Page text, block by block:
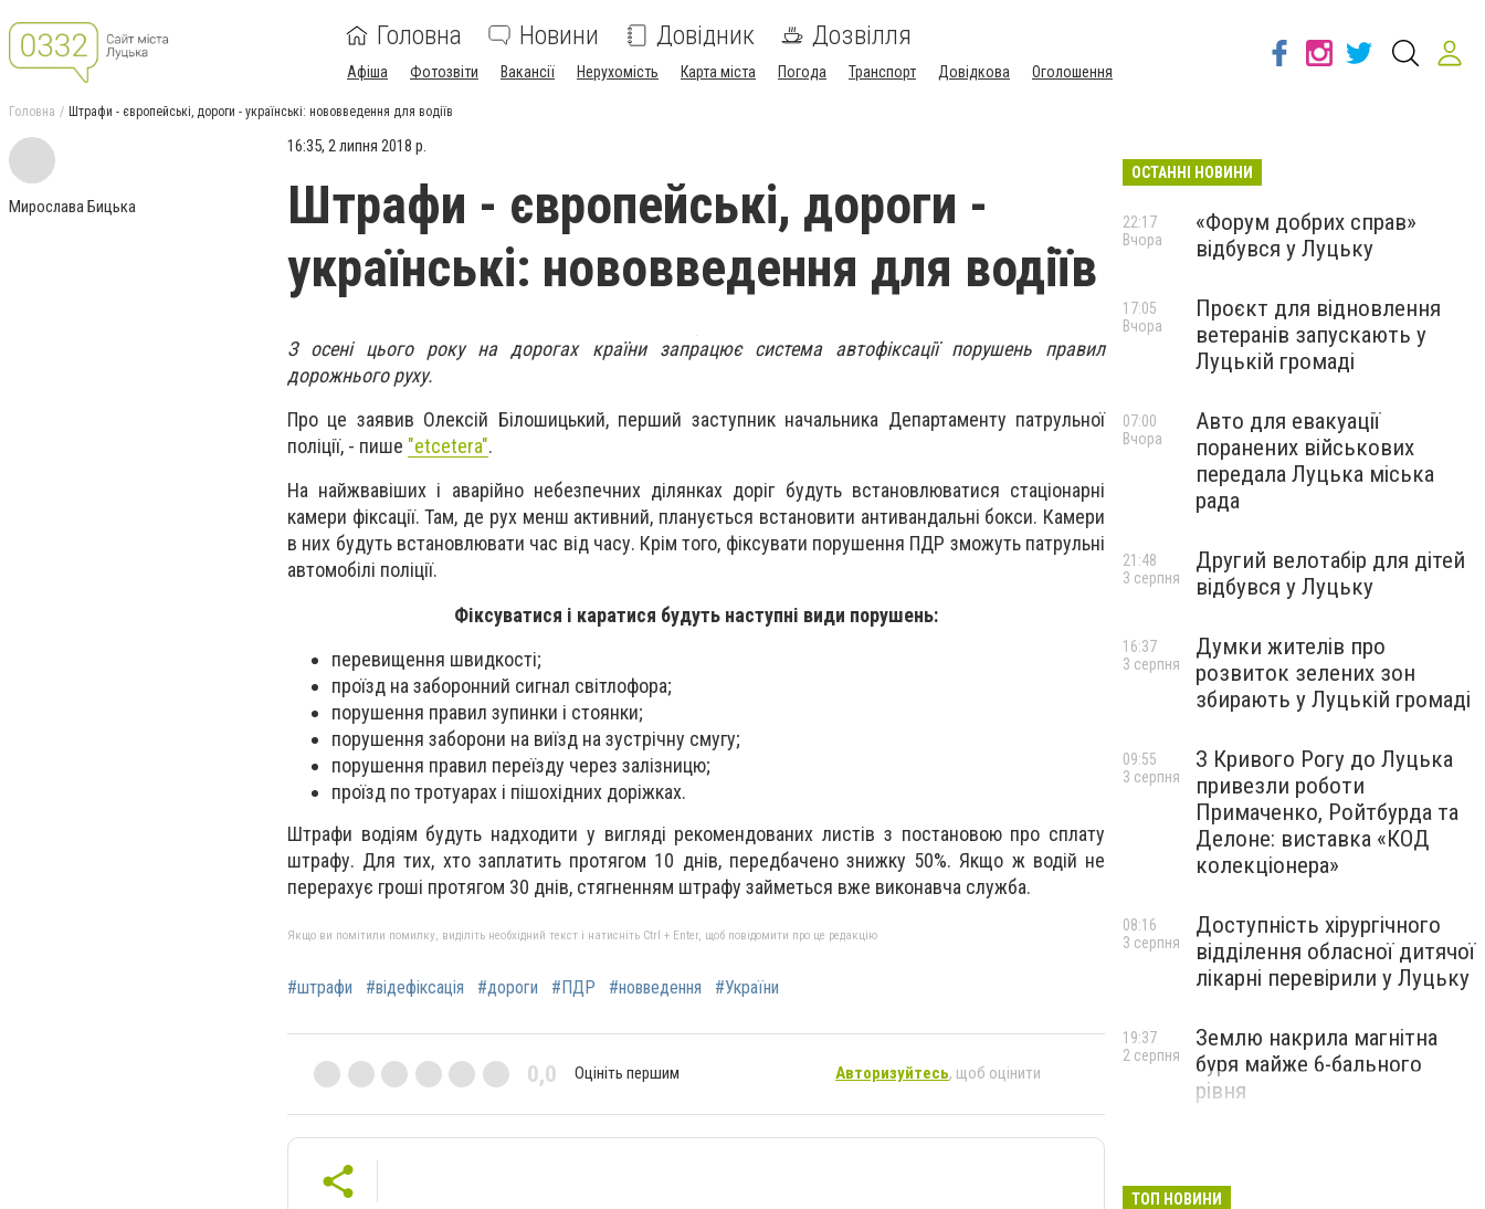
Головна Новини Довідник Дозвілля
Афіша Фотозвіти Вакансії Нерухомість Карта міста Погода Транспорт Довідкова Оголошення
Головна Штрафи - європейські, дороги - українські: нововведення для водіїв
Мирослава Бицька
16:35, 2 липня 2018 р.
Штрафи - європейські, дороги -
українські: нововведення для водіїв
З осені цього року на дорогах країни запрацює система автофіксації порушень правил
дорожнього руху.
Про це заявив Олексій Білошицький, перший заступник начальника Департаменту патрульної
поліції, - пише "etcetera".
На найжвавіших і аварійно небезпечних ділянках доріг будуть встановлюватися стаціонарні
камери фіксації. Там, де рух менш активний, планується встановити антивандальні бокси. Камери
в них будуть встановлювати час від часу. Крім того, фіксувати порушення ПДР зможуть патрульні
автомобілі поліції.
Фіксуватися і каратися будуть наступні види порушень:
перевищення швидкості;
проїзд на заборонний сигнал світлофора;
порушення правил зупинки і стоянки;
порушення заборони на виїзд на зустрічну смугу;
порушення правил переїзду через залізницю;
проїзд по тротуарах і пішохідних доріжках.
Штрафи водіям будуть надходити у вигляді рекомендованих листів з постановою про сплату
штрафу. Для тих, хто заплатить протягом 10 днів, передбачено знижку 50%. Якщо ж водій не
перерахує гроші протягом 30 днів, стягненням штрафу займеться вже виконавча служба.
Якщо ви помітили помилку, виділіть необхідний текст і натисніть Ctrl + Enter, щоб повідомити про це редакцію
#штрафи #відефіксація #дороги #ПДР #новведення #України
0,0 Оцініть першим Авторизуйтесь, щоб оцінити
ОСТАННІ НОВИНИ
«Форум добрих справ»
відбувся у Луцьку
22:17
Вчора
Проєкт для відновлення
ветеранів запускають у
Луцькій громаді
17:05
Вчора
Авто для евакуації
поранених військових
передала Луцька міська
рада
07:00
Вчора
Другий велотабір для дітей
відбувся у Луцьку
21:48
3 серпня
Думки жителів про
розвиток зелених зон
збирають у Луцькій громаді
16:37
3 серпня
З Кривого Рогу до Луцька
привезли роботи
Примаченко, Ройтбурда та
Делоне: виставка «КОД
колекціонера»
09:55
3 серпня
Доступність хірургічного
відділення обласної дитячої
лікарні перевірили у Луцьку
08:16
3 серпня
Землю накрила магнітна
буря майже 6-бального
рівня
19:37
2 серпня
ТОП НОВИНИ